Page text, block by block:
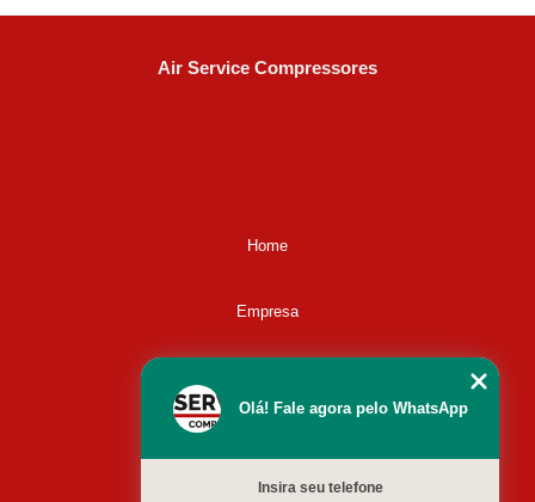
Air Service Compressores
Home
Empresa
Olá! Fale agora pelo WhatsApp
Insira seu telefone